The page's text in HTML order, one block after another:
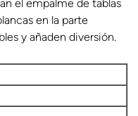
el empalme de tablas
en la parte
y añaden diversión.